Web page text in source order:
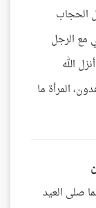
الحجاب
مع الرجل
الله
المرأة ما
صلى العيد